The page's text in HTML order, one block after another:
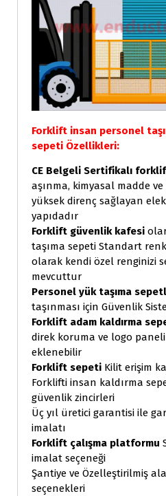
Forklift insan personel
sepeti Özellikleri:
CE Belgeli Sertifikalı
aşınma, kimyasal madde
yüksek direnç sağlayan
yapıdadır
Forklift güvenlik kafesi
taşıma sepeti Standart
olarak kendi özel renginizi
mevcuttur
Personel yük taşıma
taşınması için Güvenlik
Forklift adam kaldırma
direk koruma ve logo
eklenebilir
Forklift sepeti Kilit erişim
Forklifti insan kaldırma
güvenlik zincirleri
Üç yıl üretici garantisi ile
imalatı
Forklift çalışma platformu
imalat seçeneği
Şantiye ve Özelleştirilmiş
seçenekleri